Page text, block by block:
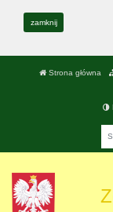
zamknij
Strona główna